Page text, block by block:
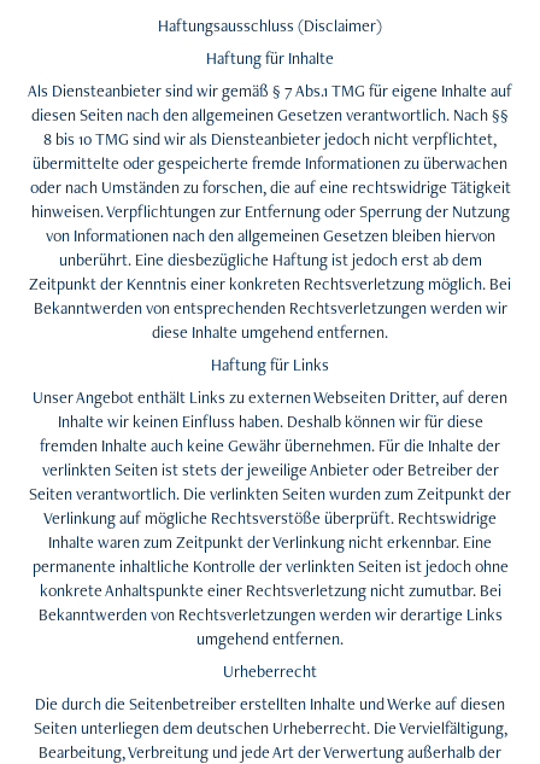
Haftungsausschluss (Disclaimer)
Haftung für Inhalte
Als Diensteanbieter sind wir gemäß § 7 Abs.1 TMG für eigene Inhalte auf
diesen Seiten nach den allgemeinen Gesetzen verantwortlich. Nach §§
8 bis 10 TMG sind wir als Diensteanbieter jedoch nicht verpflichtet,
übermittelte oder gespeicherte fremde Informationen zu überwachen
oder nach Umständen zu forschen, die auf eine rechtswidrige Tätigkeit
hinweisen. Verpflichtungen zur Entfernung oder Sperrung der Nutzung
von Informationen nach den allgemeinen Gesetzen bleiben hiervon
unberührt. Eine diesbezügliche Haftung ist jedoch erst ab dem
Zeitpunkt der Kenntnis einer konkreten Rechtsverletzung möglich. Bei
Bekanntwerden von entsprechenden Rechtsverletzungen werden wir
diese Inhalte umgehend entfernen.
Haftung für Links
Unser Angebot enthält Links zu externen Webseiten Dritter, auf deren
Inhalte wir keinen Einfluss haben. Deshalb können wir für diese
fremden Inhalte auch keine Gewähr übernehmen. Für die Inhalte der
verlinkten Seiten ist stets der jeweilige Anbieter oder Betreiber der
Seiten verantwortlich. Die verlinkten Seiten wurden zum Zeitpunkt der
Verlinkung auf mögliche Rechtsverstöße überprüft. Rechtswidrige
Inhalte waren zum Zeitpunkt der Verlinkung nicht erkennbar. Eine
permanente inhaltliche Kontrolle der verlinkten Seiten ist jedoch ohne
konkrete Anhaltspunkte einer Rechtsverletzung nicht zumutbar. Bei
Bekanntwerden von Rechtsverletzungen werden wir derartige Links
umgehend entfernen.
Urheberrecht
Die durch die Seitenbetreiber erstellten Inhalte und Werke auf diesen
Seiten unterliegen dem deutschen Urheberrecht. Die Vervielfältigung,
Bearbeitung, Verbreitung und jede Art der Verwertung außerhalb der